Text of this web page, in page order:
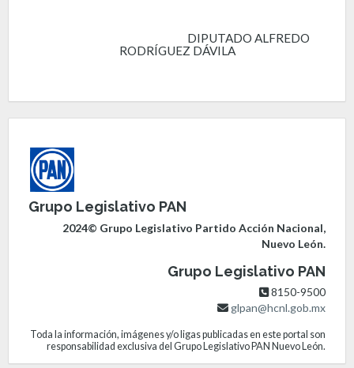
DIPUTADO ALFREDO
RODRÍGUEZ DÁVILA
Grupo Legislativo PAN
2024© Grupo Legislativo Partido Acción Nacional,
Nuevo León.
Grupo Legislativo PAN
8150-9500
glpan@hcnl.gob.mx
Toda la información, imágenes y/o ligas publicadas en este portal son
responsabilidad exclusiva del Grupo Legislativo PAN Nuevo León.